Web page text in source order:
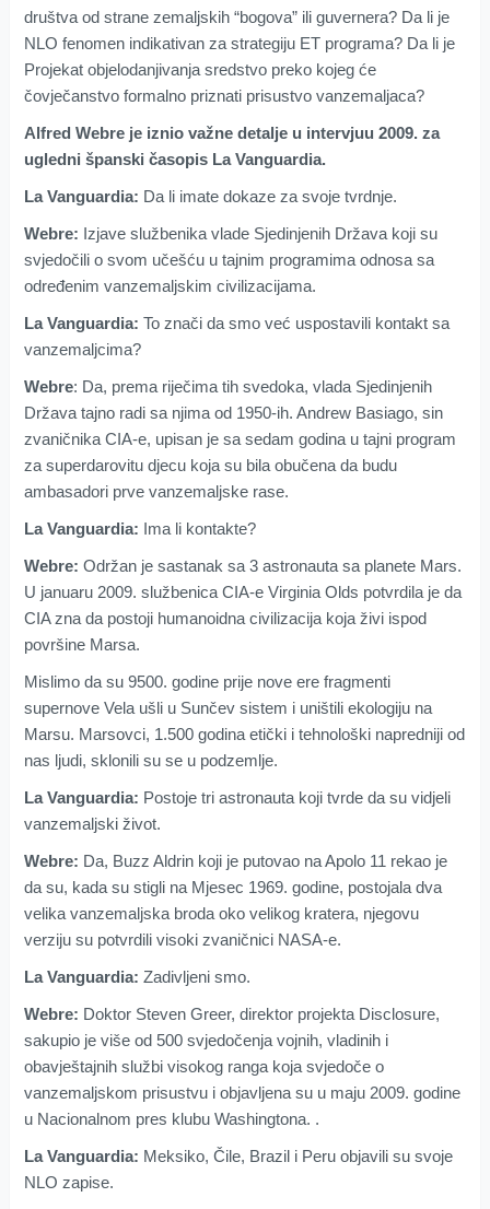
društva od strane zemaljskih “bogova” ili guvernera? Da li je
NLO fenomen indikativan za strategiju ET programa? Da li je
Projekat objelodanjivanja sredstvo preko kojeg će
čovječanstvo formalno priznati prisustvo vanzemaljaca?
Alfred Webre je iznio važne detalje u intervjuu 2009. za
ugledni španski časopis La Vanguardia.
La Vanguardia: Da li imate dokaze za svoje tvrdnje.
Webre: Izjave službenika vlade Sjedinjenih Država koji su
svjedočili o svom učešću u tajnim programima odnosa sa
određenim vanzemaljskim civilizacijama.
La Vanguardia: To znači da smo već uspostavili kontakt sa
vanzemaljcima?
Webre: Da, prema riječima tih svedoka, vlada Sjedinjenih
Država tajno radi sa njima od 1950-ih. Andrew Basiago, sin
zvaničnika CIA-e, upisan je sa sedam godina u tajni program
za superdarovitu djecu koja su bila obučena da budu
ambasadori prve vanzemaljske rase.
La Vanguardia: Ima li kontakte?
Webre: Održan je sastanak sa 3 astronauta sa planete Mars.
U januaru 2009. službenica CIA-e Virginia Olds potvrdila je da
CIA zna da postoji humanoidna civilizacija koja živi ispod
površine Marsa.
Mislimo da su 9500. godine prije nove ere fragmenti
supernove Vela ušli u Sunčev sistem i uništili ekologiju na
Marsu. Marsovci, 1.500 godina etički i tehnološki napredniji od
nas ljudi, sklonili su se u podzemlje.
La Vanguardia: Postoje tri astronauta koji tvrde da su vidjeli
vanzemaljski život.
Webre: Da, Buzz Aldrin koji je putovao na Apolo 11 rekao je
da su, kada su stigli na Mjesec 1969. godine, postojala dva
velika vanzemaljska broda oko velikog kratera, njegovu
verziju su potvrdili visoki zvaničnici NASA-e.
La Vanguardia: Zadivljeni smo.
Webre: Doktor Steven Greer, direktor projekta Disclosure,
sakupio je više od 500 svjedočenja vojnih, vladinih i
obavještajnih službi visokog ranga koja svjedoče o
vanzemaljskom prisustvu i objavljena su u maju 2009. godine
u Nacionalnom pres klubu Washingtona. .
La Vanguardia: Meksiko, Čile, Brazil i Peru objavili su svoje
NLO zapise.